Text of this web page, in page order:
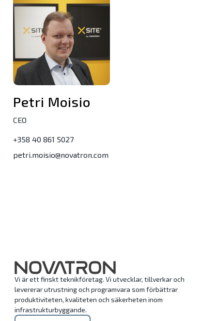
Petri Moisio
CEO
+358 40 861 5027
petri.moisio@novatron.com
Vi är ett finskt teknikföretag. Vi utvecklar, tillverkar och
levererar utrustning och programvara som förbättrar
produktiviteten, kvaliteten och säkerheten inom
infrastrukturbyggande.